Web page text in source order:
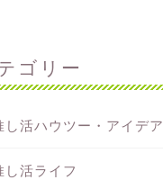
ゴリー
し活ハウツー・アイデア
し活ライフ